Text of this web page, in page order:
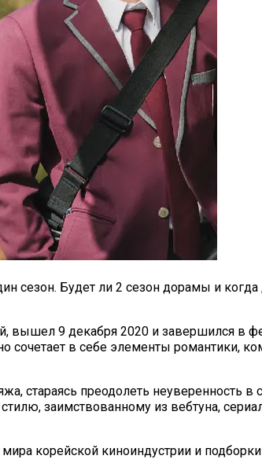
сезон. Будет ли 2 сезон дорамы и когда
вышел 9 декабря 2020 и завершился в
сочетает в себе элементы романтики,
стараясь преодолеть неуверенность в
заимствованному из вебтуна,
мира корейской киноиндустрии и